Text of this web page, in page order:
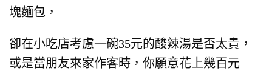
塊麵包，
卻在小吃店考慮一碗35元的酸辣湯是否太貴，
或是當朋友來家作客時，你願意花上幾百元